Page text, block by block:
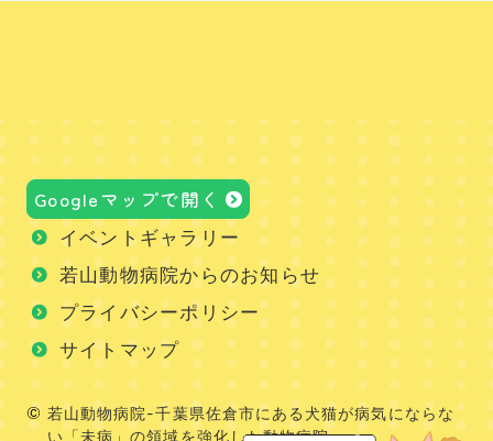
Googleマップで開く
イベントギャラリー
若山動物病院からのお知らせ
プライバシーポリシー
サイトマップ
若山動物病院-千葉県佐倉市にある犬猫が病気にならな
い「未病」の領域を強化した動物病院